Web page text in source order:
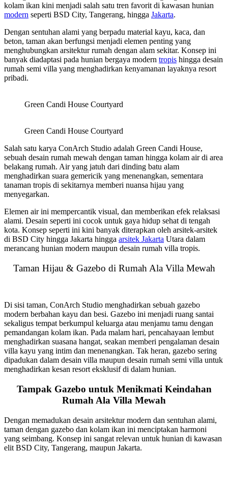
kolam ikan kini menjadi salah satu tren favorit di kawasan hunian
modern seperti BSD City, Tangerang, hingga Jakarta.
Dengan sentuhan alami yang berpadu material kayu, kaca, dan
beton, taman akan berfungsi menjadi elemen penting yang
menghubungkan arsitektur rumah dengan alam sekitar. Konsep ini
banyak diadaptasi pada hunian bergaya modern tropis hingga desain
rumah semi villa yang menghadirkan kenyamanan layaknya resort
pribadi.
Green Candi House Courtyard
Green Candi House Courtyard
Salah satu karya ConArch Studio adalah Green Candi House,
sebuah desain rumah mewah dengan taman hingga kolam air di area
belakang rumah. Air yang jatuh dari dinding batu alam
menghadirkan suara gemericik yang menenangkan, sementara
tanaman tropis di sekitarnya memberi nuansa hijau yang
menyegarkan.
Elemen air ini mempercantik visual, dan memberikan efek relaksasi
alami. Desain seperti ini cocok untuk gaya hidup sehat di tengah
kota. Konsep seperti ini kini banyak diterapkan oleh arsitek-arsitek
di BSD City hingga Jakarta hingga arsitek Jakarta Utara dalam
merancang hunian modern maupun desain rumah villa tropis.
Taman Hijau & Gazebo di Rumah Ala Villa Mewah
Di sisi taman, ConArch Studio menghadirkan sebuah gazebo
modern berbahan kayu dan besi. Gazebo ini menjadi ruang santai
sekaligus tempat berkumpul keluarga atau menjamu tamu dengan
pemandangan kolam ikan. Pada malam hari, pencahayaan lembut
menghadirkan suasana hangat, seakan memberi pengalaman desain
villa kayu yang intim dan menenangkan. Tak heran, gazebo sering
dipadukan dalam desain villa maupun desain rumah semi villa untuk
menghadirkan kesan resort eksklusif di dalam hunian.
Tampak Gazebo untuk Menikmati Keindahan
Rumah Ala Villa Mewah
Dengan memadukan desain arsitektur modern dan sentuhan alami,
taman dengan gazebo dan kolam ikan ini menciptakan harmoni
yang seimbang. Konsep ini sangat relevan untuk hunian di kawasan
elit BSD City, Tangerang, maupun Jakarta.